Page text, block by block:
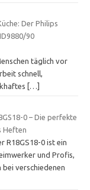
Der Philips
90
täglich vor
schnell,
[…]
0 – Die perfekte
Heften
R18GS18-0 ist ein
und Profis,
bei verschiedenen